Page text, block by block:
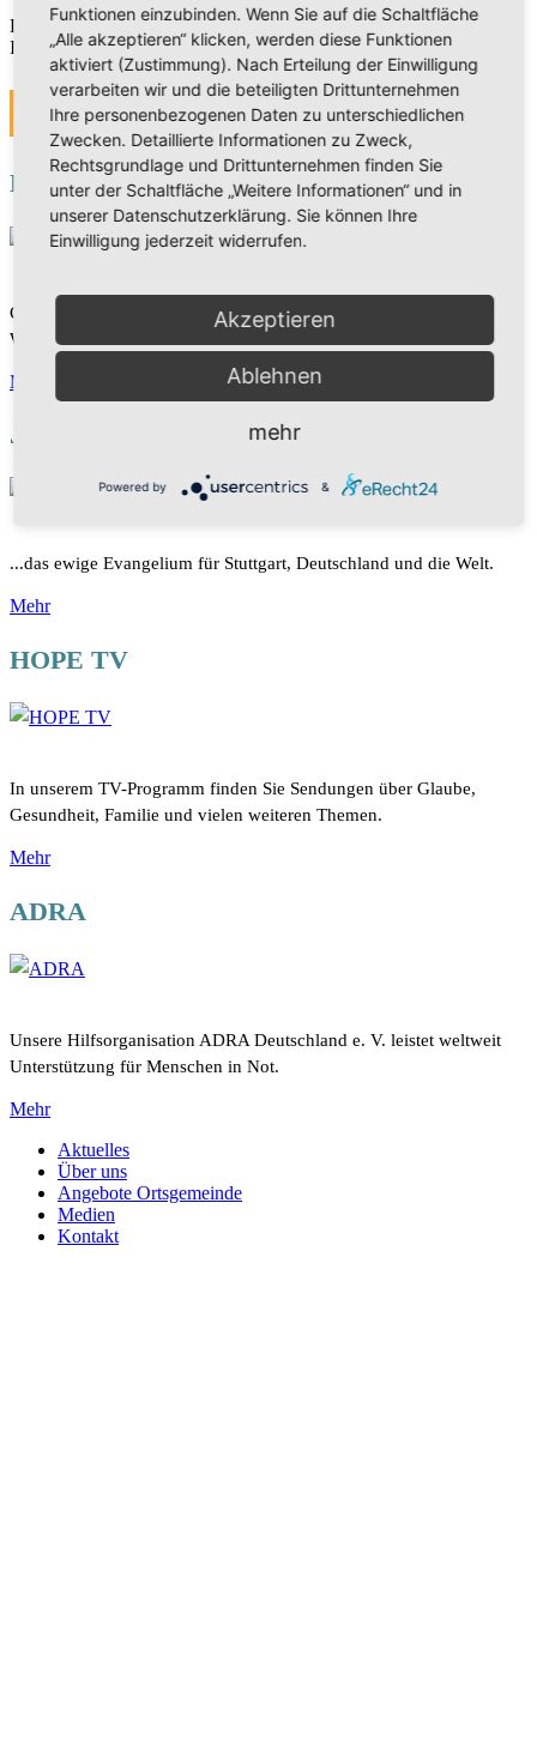
Die Veranstaltungen sind derzeit in Bearbeitung. Vielen Dank für
Ihr Verständnis.
MEHR
DAS WORT
Christliches Fernsehen - spannende Sendungen rund um Gottes
Wort. Die Bibel mit neuen Augen sehen und verstehen.
Mehr
Joel Media Ministry
...das ewige Evangelium für Stuttgart, Deutschland und die Welt.
Mehr
HOPE TV
In unserem TV-Programm finden Sie Sendungen über Glaube,
Gesundheit, Familie und vielen weiteren Themen.
Mehr
ADRA
Unsere Hilfsorganisation ADRA Deutschland e. V. leistet weltweit
Unterstützung für Menschen in Not.
Mehr
Aktuelles
Über uns
Angebote Ortsgemeinde
Medien
Kontakt
Funktionen einzubinden. Wenn Sie auf die Schaltfläche
„Alle akzeptieren“ klicken, werden diese Funktionen
aktiviert (Zustimmung). Nach Erteilung der Einwilligung
verarbeiten wir und die beteiligten Drittunternehmen
Ihre personenbezogenen Daten zu unterschiedlichen
Zwecken. Detaillierte Informationen zu Zweck,
Rechtsgrundlage und Drittunternehmen finden Sie
unter der Schaltfläche „Weitere Informationen“ und in
unserer Datenschutzerklärung. Sie können Ihre
Einwilligung jederzeit widerrufen.
Akzeptieren
Ablehnen
mehr
Powered by &